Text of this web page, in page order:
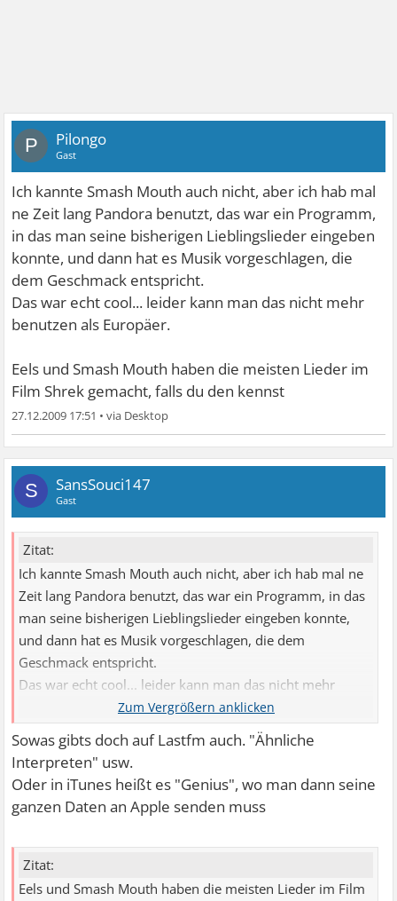
P Pilongo
Gast
Ich kannte Smash Mouth auch nicht, aber ich hab mal
ne Zeit lang Pandora benutzt, das war ein Programm,
in das man seine bisherigen Lieblingslieder eingeben
konnte, und dann hat es Musik vorgeschlagen, die
dem Geschmack entspricht.
Das war echt cool... leider kann man das nicht mehr
benutzen als Europäer.
Eels und Smash Mouth haben die meisten Lieder im
Film Shrek gemacht, falls du den kennst
27.12.2009 17:51 •
S SansSouci147
Gast
Zitat:
Ich kannte Smash Mouth auch nicht, aber ich hab mal ne
Zeit lang Pandora benutzt, das war ein Programm, in das
man seine bisherigen Lieblingslieder eingeben konnte,
und dann hat es Musik vorgeschlagen, die dem
Geschmack entspricht.
Das war echt cool... leider kann man das nicht mehr
benutzen als Europäer.
Sowas gibts doch auf Lastfm auch. "Ähnliche
Interpreten" usw.
Oder in iTunes heißt es "Genius", wo man dann seine
ganzen Daten an Apple senden muss
Zitat:
Eels und Smash Mouth haben die meisten Lieder im Film